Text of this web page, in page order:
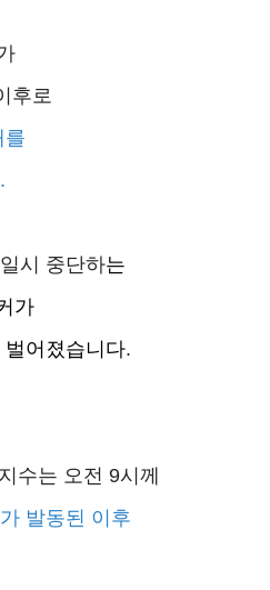
후로
를
시 중단하는
가
어졌습니다.
수는 오전 9시께
발동된 이후